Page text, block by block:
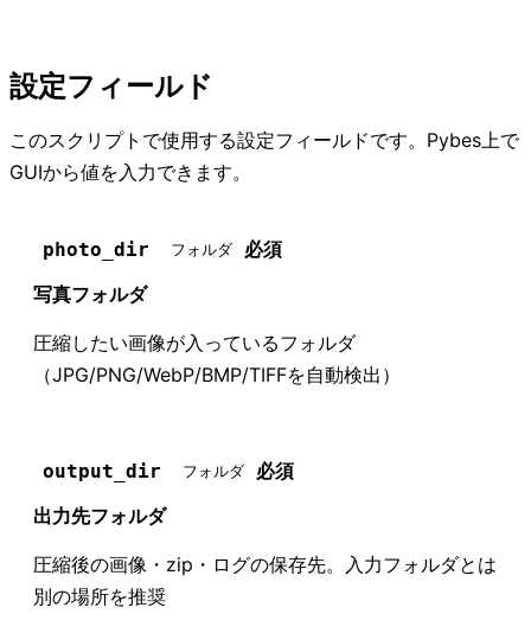
設定フィールド
このスクリプトで使用する設定フィールドです。Pybes上で
GUIから値を入力できます。
photo_dir フォルダ
必須
写真フォルダ
圧縮したい画像が入っているフォルダ
（JPG/PNG/WebP/BMP/TIFFを自動検出）
output_dir フォルダ
必須
出力先フォルダ
圧縮後の画像・zip・ログの保存先。入力フォルダとは
別の場所を推奨